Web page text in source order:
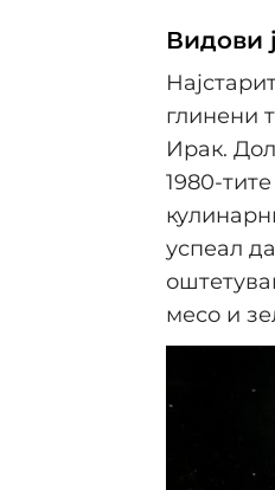
Видови
глинени
Ирак.
1980-
успеал
месо и